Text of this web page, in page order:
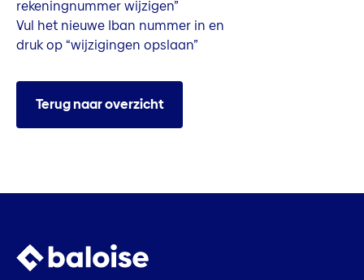
rekeningnummer wijzigen”
Vul het nieuwe Iban nummer in en
druk op “wijzigingen opslaan”
Terug naar overzicht